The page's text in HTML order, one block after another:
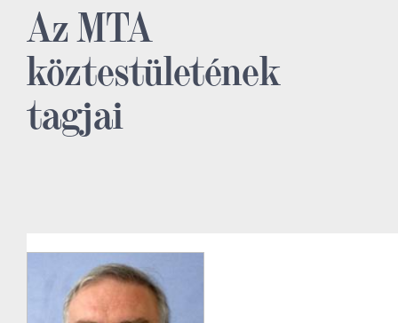
Az MTA
köztestületének
tagjai